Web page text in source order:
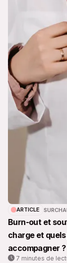
ARTICLE
Burn-out et
charge et
accompagner ?
7 minutes de